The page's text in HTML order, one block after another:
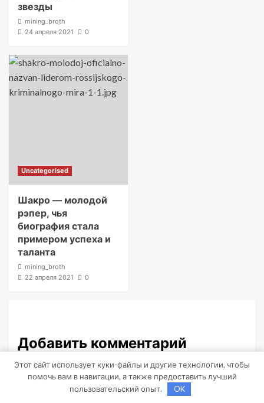
звезды
mining_broth
24 апреля 2021
0
Uncategorised
Шакро — молодой
рэпер, чья
биография стала
примером успеха и
таланта
mining_broth
22 апреля 2021
0
Добавить комментарий
Для отправки комментария вам необходимо
авторизоваться.
Этот сайт использует куки-файлы и другие технологии, чтобы
помочь вам в навигации, а также предоставить лучший
пользовательский опыт.
OK